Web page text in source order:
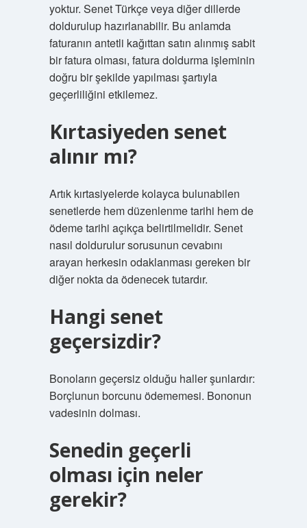
yoktur. Senet Türkçe veya diğer dillerde
doldurulup hazırlanabilir. Bu anlamda
faturanın antetli kağıttan satın alınmış sabit
bir fatura olması, fatura doldurma işleminin
doğru bir şekilde yapılması şartıyla
geçerliliğini etkilemez.
Kırtasiyeden senet
alınır mı?
Artık kırtasiyelerde kolayca bulunabilen
senetlerde hem düzenlenme tarihi hem de
ödeme tarihi açıkça belirtilmelidir. Senet
nasıl doldurulur sorusunun cevabını
arayan herkesin odaklanması gereken bir
diğer nokta da ödenecek tutardır.
Hangi senet
geçersizdir?
Bonoların geçersiz olduğu haller şunlardır:
Borçlunun borcunu ödememesi. Bononun
vadesinin dolması.
Senedin geçerli
olması için neler
gerekir?